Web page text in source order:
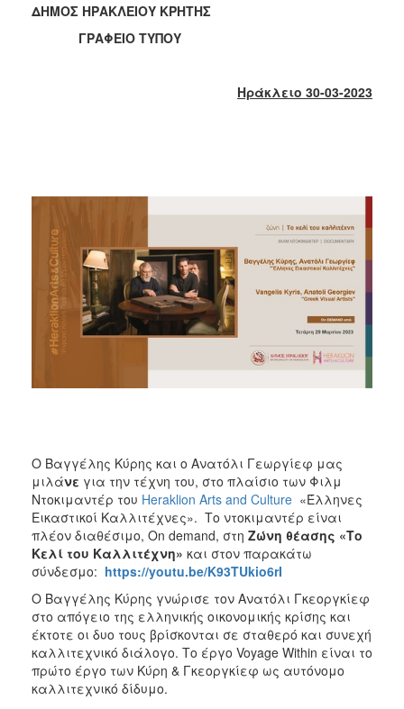
2006
ΑΝΘΕΚΤΙΚΗ
ΠΟΛΗ
ΔΗΜΟΣ ΗΡΑΚΛΕΙΟΥ ΚΡΗΤΗΣ
ΓΡΑΦΕΙΟ ΤΥΠΟΥ
Ηράκλειο 30-03-2023
Ο Βαγγέλης Κύρης και ο Ανατόλι Γεωργίεφ μας
μιλάνε για την τέχνη του, στο πλαίσιο των Φιλμ
Ντοκιμαντέρ του Heraklion Arts and Culture «Έλληνες
Εικαστικοί Καλλιτέχνες». Το ντοκιμαντέρ είναι
πλέον διαθέσιμο, On demand, στη Ζώνη θέασης «Το
Κελί του Καλλιτέχνη» και στον παρακάτω
σύνδεσμο: https://youtu.be/K93TUkio6rI
Ο Βαγγέλης Κύρης γνώρισε τον Ανατόλι Γκεοργκίεφ
στο απόγειο της ελληνικής οικονομικής κρίσης και
έκτοτε οι δυο τους βρίσκονται σε σταθερό και συνεχή
καλλιτεχνικό διάλογο. Το έργο Voyage Within είναι το
πρώτο έργο των Κύρη & Γκεοργκίεφ ως αυτόνομο
καλλιτεχνικό δίδυμο.